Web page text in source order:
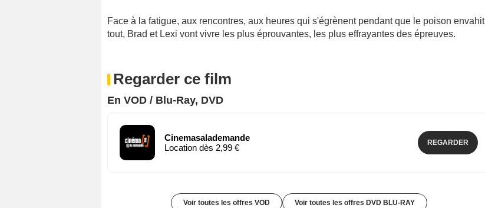
Face à la fatigue, aux rencontres, aux heures qui s'égrènent pendant que le poison envahit
tout, Brad et Lexi vont vivre les plus éprouvantes, les plus effrayantes des épreuves.
Regarder ce film
En VOD / Blu-Ray, DVD
Cinemasalademande
Location dès 2,99 €
REGARDER
Voir toutes les offres VOD Voir toutes les offres DVD BLU-RAY